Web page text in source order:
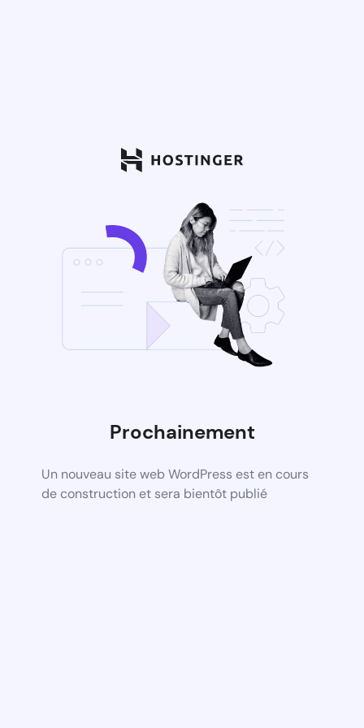
Prochainement
Un nouveau site web WordPress est en cours
de construction et sera bientôt publié